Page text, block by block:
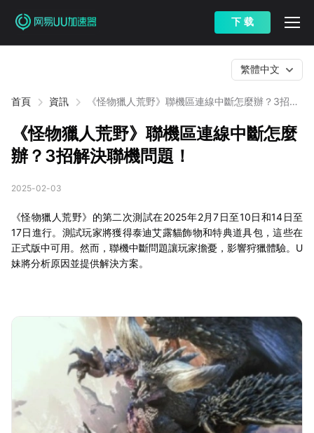
下 载
首頁 資訊
《怪物獵人荒野》聯機區連線中斷怎麼辦？3招解
繁體中文
《怪物獵人荒野》聯機區連線中斷怎麼
辦？3招解決聯機問題！
2025-02-03
《怪物獵人荒野》的第二次測試在2025年2月7日至10日和14日至
17日進行。測試玩家將獲得泰迪艾露貓飾物和特典道具包，這些在
正式版中可用。然而，聯機中斷問題讓玩家擔憂，影響狩獵體驗。U
妹將分析原因並提供解決方案。